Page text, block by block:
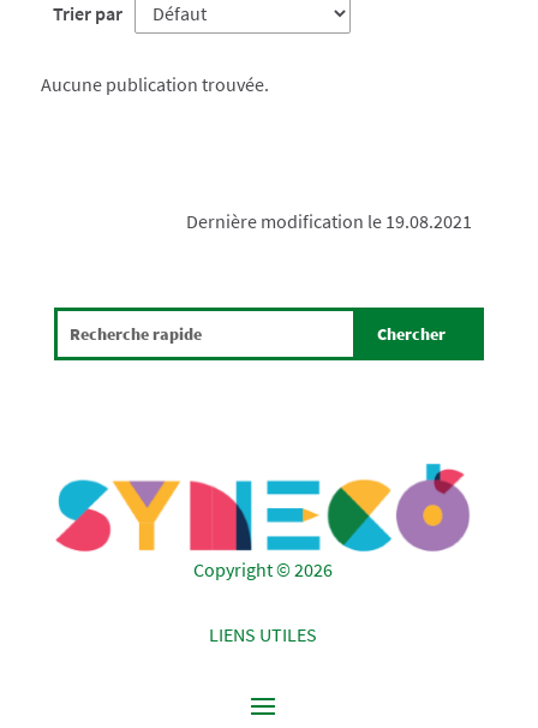
Trier par
Aucune publication trouvée.
Dernière modification le 19.08.2021
Copyright © 2026
LIENS UTILES